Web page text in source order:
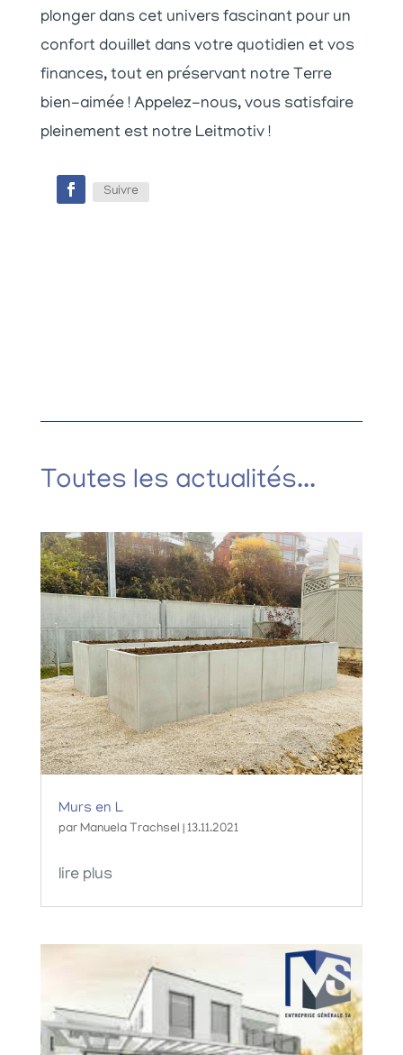
plonger dans cet univers fascinant pour un
confort douillet dans votre quotidien et vos
finances, tout en préservant notre Terre
bien-aimée ! Appelez-nous, vous satisfaire
pleinement est notre Leitmotiv !
Suivre
Toutes les actualités...
Murs en L
par Manuela Trachsel 13.11.2021
lire plus